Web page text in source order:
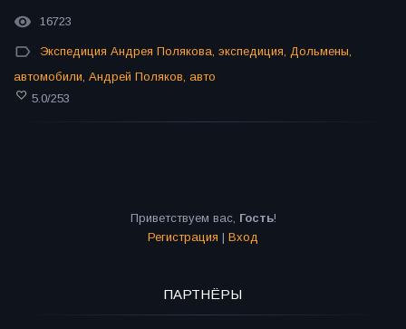
16723
Экспедиция Андрея Полякова, экспедиция, Дольмены,
автомобили, Андрей Поляков, авто
5.0/253
Приветствуем вас, Гость!
Регистрация | Вход
ПАРТНЁРЫ